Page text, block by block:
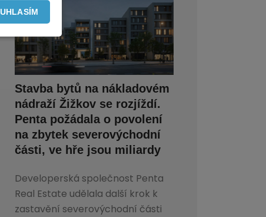
Stavba bytů na nákladovém
nádraží Žižkov se rozjíždí.
Penta požádala o povolení
na zbytek severovýchodní
části, ve hře jsou miliardy
Developerská společnost Penta
Real Estate udělala další krok k
zastavění severovýchodní části